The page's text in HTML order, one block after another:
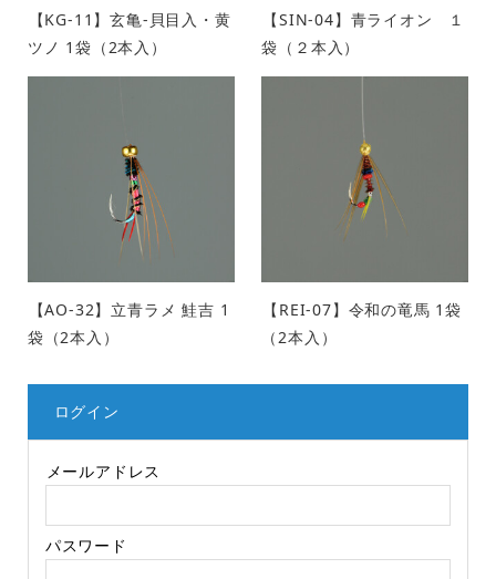
【KG-11】玄亀-貝目入・黄
ツノ 1袋（2本入）
【SIN-04】青ライオン １
袋（２本入）
【AO-32】立青ラメ 鮭吉 1
袋（2本入）
【REI-07】令和の竜馬 1袋
（2本入）
ログイン
メールアドレス
パスワード